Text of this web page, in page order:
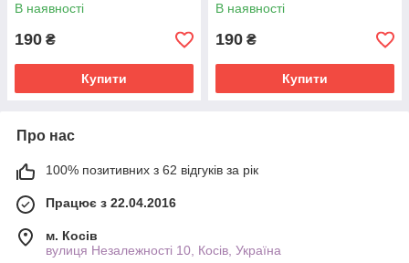
В наявності
190 ₴
Купити
В наявності
190 ₴
Купити
Про нас
100% позитивних з 62 відгуків за рік
Працює з 22.04.2016
м. Косів
вулиця Незалежності 10, Косів, Україна